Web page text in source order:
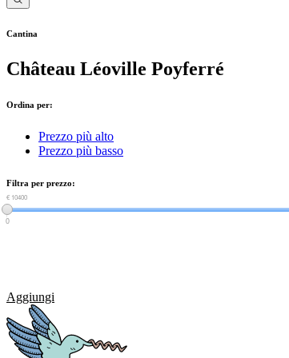
Cantina
Château Léoville Poyferré
Ordina per:
Prezzo più alto
Prezzo più basso
Filtra per prezzo:
€ 0
€ 10400
0
Aggiungi